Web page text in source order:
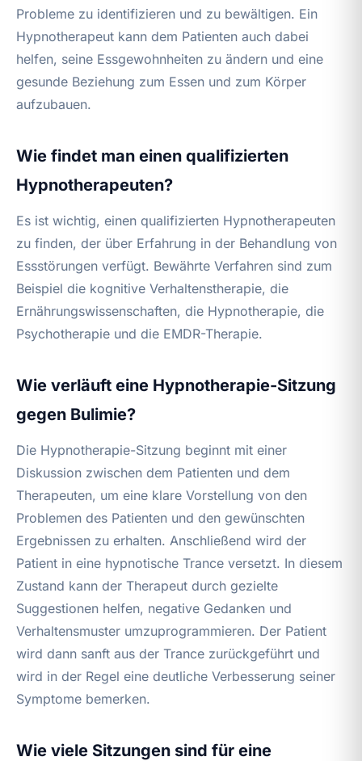
Probleme zu identifizieren und zu bewältigen. Ein
Hypnotherapeut kann dem Patienten auch dabei
helfen, seine Essgewohnheiten zu ändern und eine
gesunde Beziehung zum Essen und zum Körper
aufzubauen.
Wie findet man einen qualifizierten
Hypnotherapeuten?
Es ist wichtig, einen qualifizierten Hypnotherapeuten
zu finden, der über Erfahrung in der Behandlung von
Essstörungen verfügt. Bewährte Verfahren sind zum
Beispiel die kognitive Verhaltenstherapie, die
Ernährungswissenschaften, die Hypnotherapie, die
Psychotherapie und die EMDR-Therapie.
Wie verläuft eine Hypnotherapie-Sitzung
gegen Bulimie?
Die Hypnotherapie-Sitzung beginnt mit einer
Diskussion zwischen dem Patienten und dem
Therapeuten, um eine klare Vorstellung von den
Problemen des Patienten und den gewünschten
Ergebnissen zu erhalten. Anschließend wird der
Patient in eine hypnotische Trance versetzt. In diesem
Zustand kann der Therapeut durch gezielte
Suggestionen helfen, negative Gedanken und
Verhaltensmuster umzuprogrammieren. Der Patient
wird dann sanft aus der Trance zurückgeführt und
wird in der Regel eine deutliche Verbesserung seiner
Symptome bemerken.
Wie viele Sitzungen sind für eine